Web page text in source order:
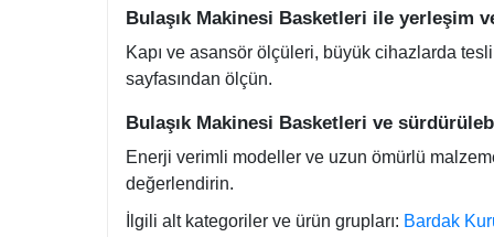
Bulaşık Makinesi Basketleri ile yerleşim
Kapı ve asansör ölçüleri, büyük cihazlarda
sayfasından ölçün.
Bulaşık Makinesi Basketleri ve
Enerji verimli modeller ve uzun ömürlü
değerlendirin.
İlgili alt kategoriler ve ürün grupları: Bardak